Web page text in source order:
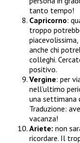
tanto tempo!
Capricorno:
troppo
anche chi
colleghi.
positivo.
Vergine: per
nell’ultimo
una settimana
Traduzione:
vacanza!
Ariete: non
ricordare. Il